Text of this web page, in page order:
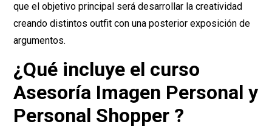
que el objetivo principal será desarrollar la creatividad
creando distintos outfit con una posterior exposición de
argumentos.
¿Qué incluye el curso
Asesoría Imagen Personal y
Personal Shopper ?